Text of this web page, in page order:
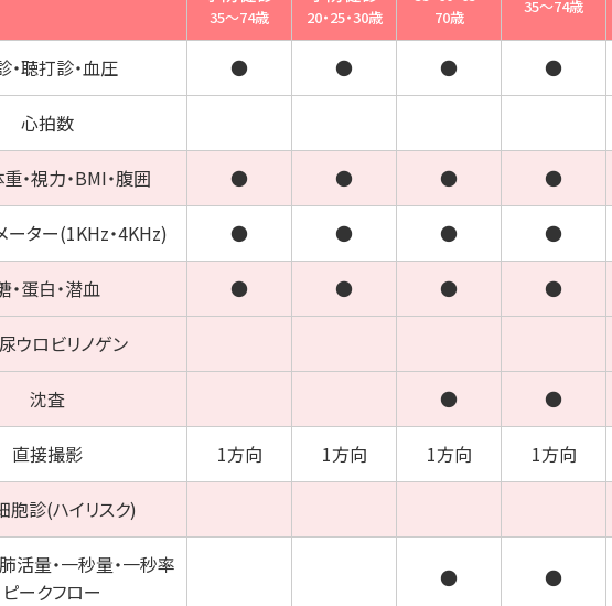
35～74歳 20・25・30歳
70歳
35～74歳
・聴打診・血圧 ● ● ● ●
心拍数
・視力・BMI・腹囲 ● ● ● ●
ーター(1KHz・4KHz) ● ● ● ●
・蛋白・潜血 ● ● ● ●
ウロビリノゲン
沈査 ● ●
直接撮影 1方向 1方向 1方向 1方向
胞診(ハイリスク)
活量・一秒量・一秒率
ピークフロー
● ●